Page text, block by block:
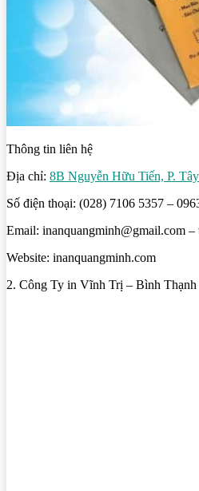
Thông tin liên hệ
Địa chỉ: 8B Nguyễn Hữu Tiến, P.
Số điện thoại: (028) 7106 5357 –
Email: inanquangminh@gmail.com
Website: inanquangminh.com
2. Công Ty in Vĩnh Trị – Bình Thạnh